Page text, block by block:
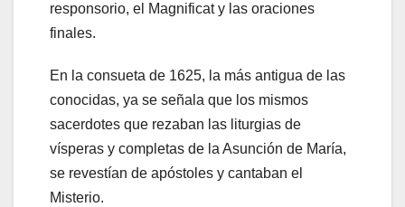
responsorio, el Magnificat y las oraciones
finales.
En la consueta de 1625, la más antigua de las
conocidas, ya se señala que los mismos
sacerdotes que rezaban las liturgias de
vísperas y completas de la Asunción de María,
se revestían de apóstoles y cantaban el
Misterio.